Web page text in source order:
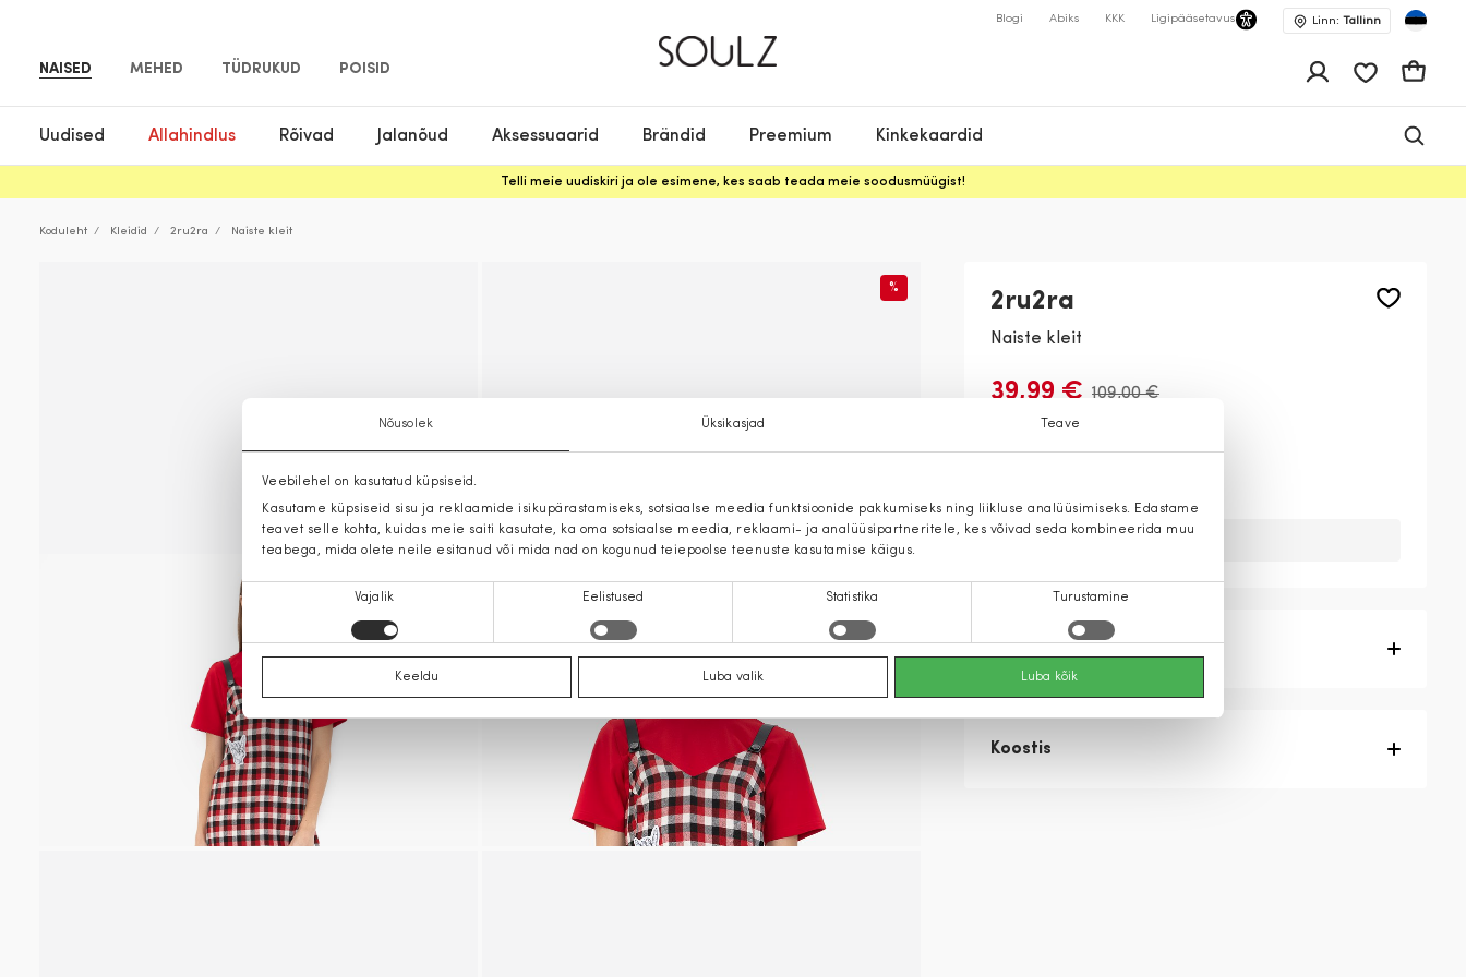
Nõusolek Üksikasjad Teave
Veebilehel on kasutatud küpsiseid.
Kasutame küpsiseid sisu ja reklaamide isikupärastamiseks, sotsiaalse meedia funktsioonide pakkumiseks ning liikluse analüüsimiseks. Edastame
teavet selle kohta, kuidas meie saiti kasutate, ka oma sotsiaalse meedia, reklaami- ja analüüsipartneritele, kes võivad seda kombineerida muu
teabega, mida olete neile esitanud või mida nad on kogunud teiepoolse teenuste kasutamise käigus.
Nõusoleku
Vajalik Eelistused Statistika Turustamine
Keeldu Luba valik Luba kõik
NAISED MEHED TÜDRUKUD POISID
Blogi Abiks KKK Ligipääsetavus Linn: Tallinn
Uudised Allahindlus Rõivad Jalanõud Aksessuaarid Brändid Preemium Kinkekaardid
Telli meie uudiskiri ja ole esimene, kes saab teada meie soodusmüügist!
Koduleht Kleidid 2ru2ra Naiste kleit
%
2ru2ra
Naiste kleit
39,99 € 109,00 €
Tootekirjeldus
Koostis